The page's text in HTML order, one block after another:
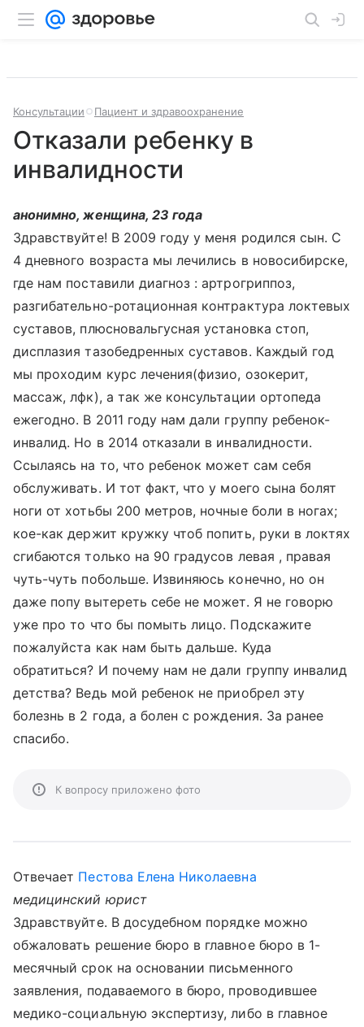
Консультации Пациент и здравоохранение
Отказали ребенку в
инвалидности
анонимно, женщина, 23 года
Здравствуйте! В 2009 году у меня родился сын. С
4 дневного возраста мы лечились в новосибирске,
где нам поставили диагноз : артрогриппоз,
разгибательно-ротационная контрактура локтевых
суставов, плюсновальгусная установка стоп,
дисплазия тазобедренных суставов. Каждый год
мы проходим курс лечения(физио, озокерит,
массаж, лфк), а так же консультации ортопеда
ежегодно. В 2011 году нам дали группу ребенок-
инвалид. Но в 2014 отказали в инвалидности.
Ссылаясь на то, что ребенок может сам себя
обслуживать. И тот факт, что у моего сына болят
ноги от хотьбы 200 метров, ночные боли в ногах;
кое-как держит кружку чтоб попить, руки в локтях
сгибаются только на 90 градусов левая , правая
чуть-чуть побольше. Извиняюсь конечно, но он
даже попу вытереть себе не может. Я не говорю
уже про то что бы помыть лицо. Подскажите
пожалуйста как нам быть дальше. Куда
обратиться? И почему нам не дали группу инвалид
детства? Ведь мой ребенок не приобрел эту
болезнь в 2 года, а болен с рождения. За ранее
спасибо.
К вопросу приложено фото
Отвечает Пестова Елена Николаевна
медицинский юрист
Здравствуйте. В досудебном порядке можно
обжаловать решение бюро в главное бюро в 1-
месячный срок на основании письменного
заявления, подаваемого в бюро, проводившее
медико-социальную экспертизу, либо в главное